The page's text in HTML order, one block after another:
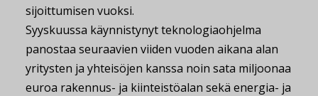
sijoittumisen vuoksi.
Syyskuussa käynnistynyt teknologiaohjelma
panostaa seuraavien viiden vuoden aikana alan
yritysten ja yhteisöjen kanssa noin sata miljoonaa
euroa rakennus- ja kiinteistöalan sekä energia- ja